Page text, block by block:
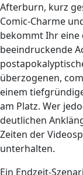
Afterburn, kurz
Comic-Charme
bekommt Ihr eine
beeindruckende
überzogenen,
einem
am Platz. Wer
deutlichen
Zeiten der
unterhalten.
Ein Endzeit-